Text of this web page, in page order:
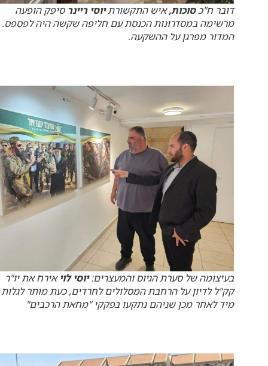
דובר ח"כסוכות,איש התקשורתיוסי ריינר סיפק הופעה
מרשימה במסדרונות הכנסת עם חליפה שקשה היה לפספס.
המדור מפרגן על ההשקעה.
בעיצומה של סערת הגיוס והמעצרים:יוסי לויאירח את יו"ר
קק"ל לדיון על הרחבת המסלולים לחרדים, כעת מותר לגלות
מיד לאחר מכן שניהם נתקעו בפקקי "מחאת הרכבים"